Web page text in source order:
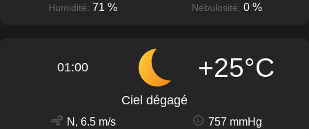
Humidité: 71 % Nébulosité: 0 %
01:00 +25°C
Ciel dégagé
N, 6.5 m/s
757 mmHg